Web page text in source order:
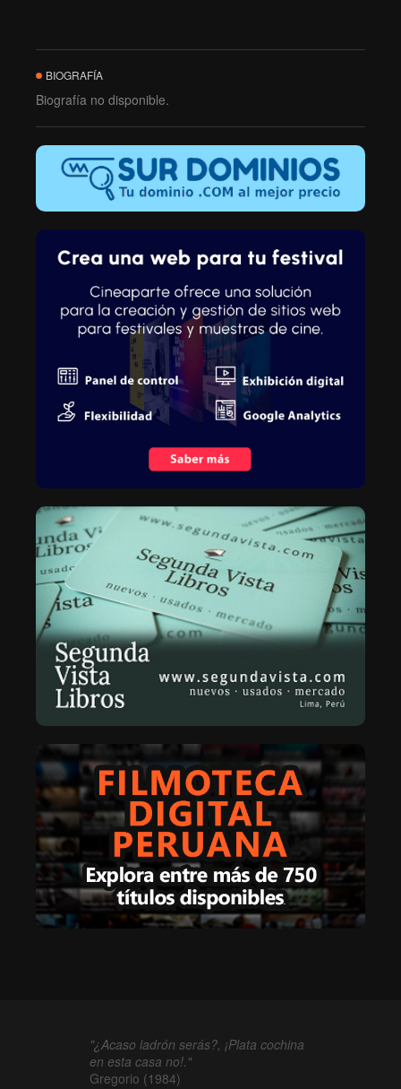
BIOGRAFÍA
Biografía no disponible.
"¿Acaso ladrón serás?, ¡Plata cochina
en esta casa no!."
Gregorio (1984)